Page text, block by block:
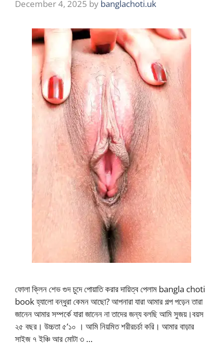
December 4, 2025 by banglachoti.uk
ফোলা ক্লিন শেভ গুদ চুদে পোয়াতি করার দায়িত্ব পেলাম bangla choti
book হ্যালো বন্ধুরা কেমন আছো? আপনারা যারা আমার গল্প পড়েন তারা
জানেন আমার সম্পর্কে যারা জানেন না তাদের জন্য বলছি আমি সুজয়।বয়স
২৫ বছর। উচ্চতা ৫’১০ । আমি নিয়মিত শরীরচর্চা করি। আমার বাড়ার
সাইজ ৭ ইঞ্চি আর মোটা ৩ …